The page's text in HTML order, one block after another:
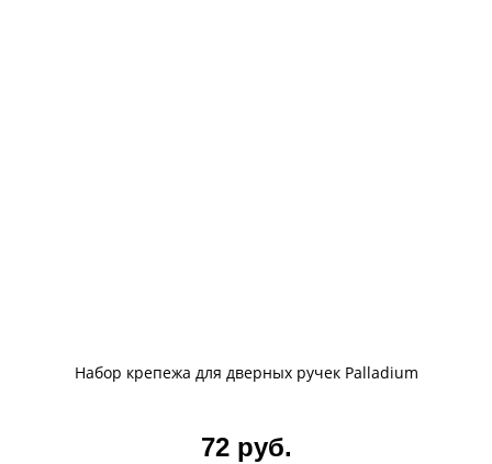
Набор крепежа для дверных ручек Palladium
72 руб.